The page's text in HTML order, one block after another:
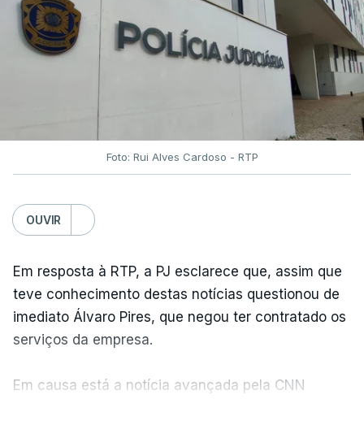
Foto: Rui Alves Cardoso - RTP
OUVIR
Em resposta à RTP, a PJ esclarece que, assim que
teve conhecimento destas notícias questionou de
imediato Álvaro Pires, que negou ter contratado os
serviços da empresa.
Em causa está a notícia avançada pela CNN